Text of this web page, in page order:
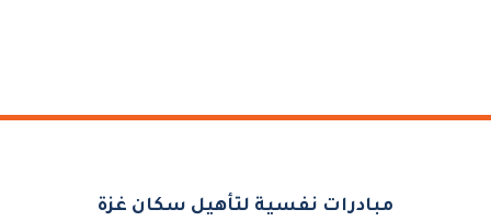
مبادرات نفسية لتأهيل سكان غزة